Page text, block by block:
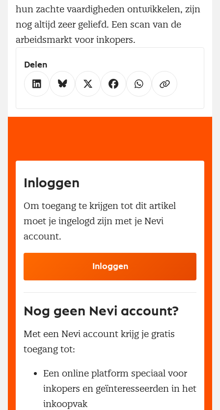
hun zachte vaardigheden ontwikkelen, zijn
nog altijd zeer geliefd. Een scan van de
arbeidsmarkt voor inkopers.
Delen
Inloggen
Om toegang te krijgen tot dit artikel
moet je ingelogd zijn met je Nevi
account.
Inloggen
Nog geen Nevi account?
Met een Nevi account krijg je gratis
toegang tot:
Een online platform speciaal voor
inkopers en geïnteresseerden in het
inkoopvak